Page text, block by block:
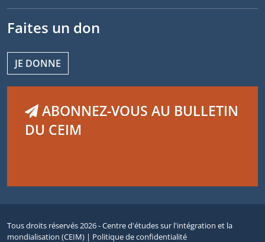
Faites un don
JE DONNE
ABONNEZ-VOUS AU BULLETIN
DU CEIM
Tous droits réservés 2026 - Centre d'études sur l'intégration et la
mondialisation (CEIM) | Politique de confidentialité